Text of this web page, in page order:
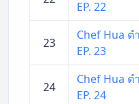
EP. 22
23
Chef Hua ต
EP. 23
24
Chef Hua ต
EP. 24